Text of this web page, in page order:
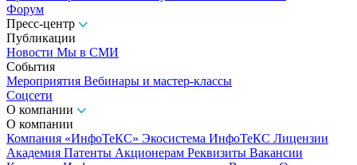
Форум
Пресс-центр
Публикации
Новости Мы в СМИ
События
Мероприятия Вебинары и мастер-классы
Соцсети
О компании
О компании
Компания «ИнфоТеКС» Экосистема ИнфоТеКС Лицензии
Академия Патенты Акционерам Реквизиты Вакансии